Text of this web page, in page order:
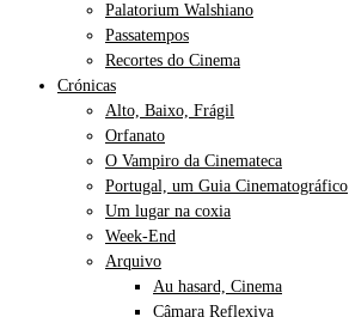
Palatorium Walshiano
Passatempos
Recortes do Cinema
Crónicas
Alto, Baixo, Frágil
Orfanato
O Vampiro da Cinemateca
Portugal, um Guia Cinematográfico
Um lugar na coxia
Week-End
Arquivo
Au hasard, Cinema
Câmara Reflexiva